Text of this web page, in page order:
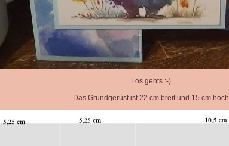
Los gehts :-)
Das Grundgerüst ist 22 cm breit und 15 cm hoch